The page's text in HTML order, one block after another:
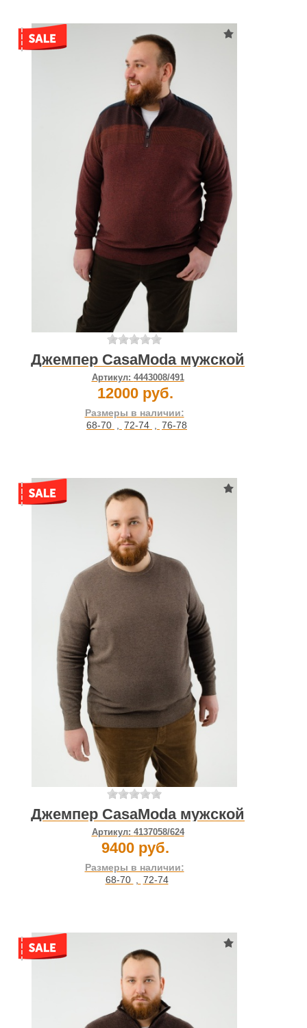
Джемпер CasaModa мужской
Артикул: 4443008/491
12000 руб.
Размеры в наличии:
68-70 , 72-74 , 76-78
Джемпер CasaModa мужской
Артикул: 4137058/624
9400 руб.
Размеры в наличии:
68-70 , 72-74